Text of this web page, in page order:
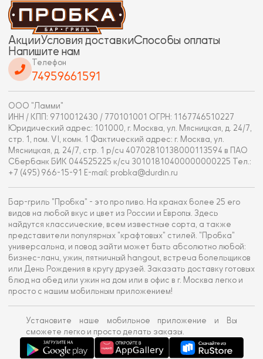
АкцииУсловия доставкиСпособы оплаты
Напишите нам
Телефон
74959661591
ООО "Ламми"
ИНН / КПП: 9710012430 / 770101001 ОГРН: 1167746510227
Юридический адрес: 101000, г. Москва, ул. Мясницкая, д. 24/7,
стр. 1, пом. VI, комн. 1 Фактический адрес: г. Москва, ул.
Мясницкая, д. 24/7, стр. 1 р/сч 40702810138000113594 в ПАО
Сбербанк БИК 044525225 к/сч 30101810400000000225 Тел.:
+7 (495) 966-15-91 E-mail: probka@durdin.ru
Бар-гриль "Пробка" - это про пиво. На кранах более 25 его
видов на любой вкус и цвет из России и Европы. Здесь
найдутся классические, всем известные сорта, а также
представители популярных "крафтовых" стилей. "Пробка"
универсальна, и повод зайти может быть абсолютно любой:
бизнес-ланч, ужин, пятничный hangout, встреча болельщиков
или День Рождения в кругу друзей. Заказать доставку готовых
блюд на обед или ужин на дом или в офис в г. Москва легко и
просто с нашим мобильным приложением!
Установите наше мобильное приложение и Вы
сможете легко и просто делать заказы.